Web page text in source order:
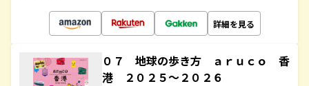
詳細を見る
０７ 地球の歩き方 ａｒｕｃｏ 香
港 ２０２５～２０２６